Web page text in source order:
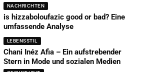
NACHRICHTEN
is hizzaboloufazic good or bad? Eine
umfassende Analyse
LEBENSSTIL
Chani Inéz Afia – Ein aufstrebender
Stern in Mode und sozialen Medien